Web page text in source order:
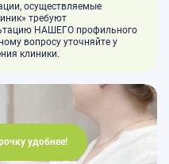
осуществляемые
требуют
НАШЕГО профильного
вопросу уточняйте у
клиники.
удобнее!